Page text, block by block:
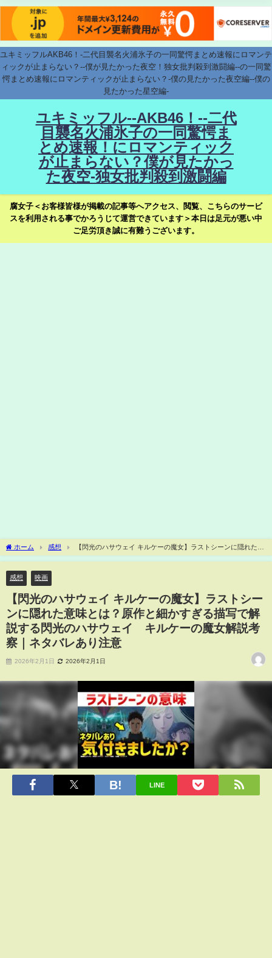
ユキミッフルAKB46！-二代目襲名火浦氷子の一同驚愕まとめ速報にロマンテ
ィックが止まらない？--僕が見たかった夜空！独女批判殺到激闘編--の一同驚
愕まとめ速報にロマンティックが止まらない？-僕の見たかった夜空編--僕の
見たかった星空編-
ユキミッフル--AKB46！--二代
目襲名火浦氷子の一同驚愕ま
とめ速報！にロマンティック
が止まらない？僕が見たかっ
た夜空-独女批判殺到激闘編
腐女子＜お客様皆様が掲載の記事等へアクセス、閲覧、こちらのサービ
スを利用される事でかろうじて運営できています＞本日は足元が悪い中
ご足労頂き誠に有難うございます。
ホーム 感想
【閃光のハサウェイ キルケーの魔女】ラストシーンに隠れた意
味とは？原作と細かすぎる描写で解説する閃光のハサウェイ キルケーの魔女解説考
感想
映画
【閃光のハサウェイ キルケーの魔女】ラストシー
ンに隠れた意味とは？原作と細かすぎる描写で解
説する閃光のハサウェイ キルケーの魔女解説考
察｜ネタバレあり注意
2026年2月1日 2026年2月1日
LINE